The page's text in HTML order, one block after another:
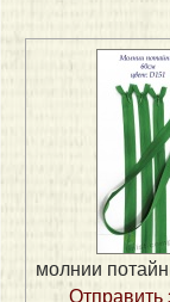
молнии